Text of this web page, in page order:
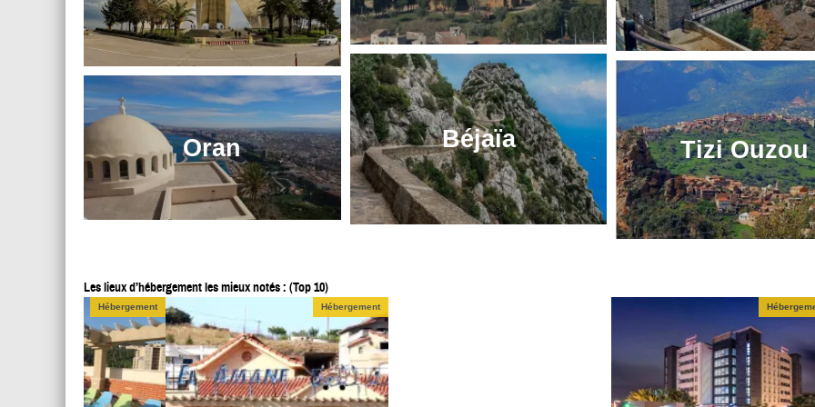
Oran Béjaïa Tizi Ouzou
Les lieux d’hébergement les mieux notés : (Top 10)
Hébergement Hébergement